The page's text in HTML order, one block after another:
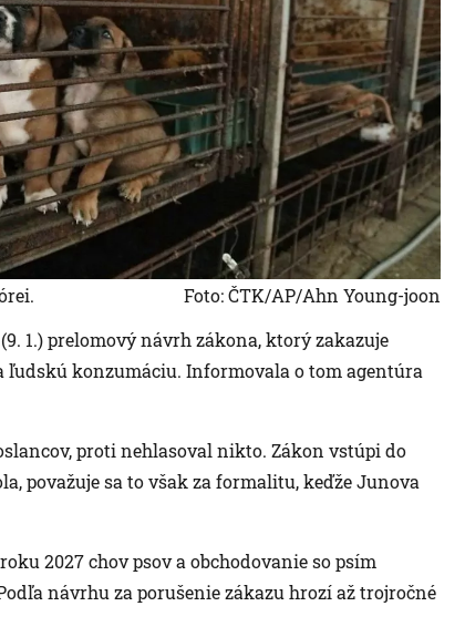
Foto: ČTK/AP/Ahn Young-joon
1.) prelomový návrh zákona, ktorý zakazuje
ľudskú konzumáciu. Informovala o tom agentúra
proti nehlasoval nikto. Zákon vstúpi do
považuje sa to však za formalitu, keďže Junova
2027 chov psov a obchodovanie so psím
návrhu za porušenie zákazu hrozí až trojročné